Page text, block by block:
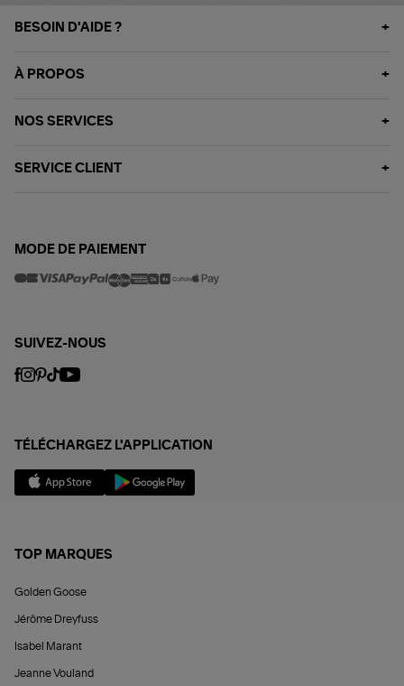
BESOIN D'AIDE ?
À PROPOS
NOS SERVICES
SERVICE CLIENT
MODE DE PAIEMENT
SUIVEZ-NOUS
TÉLÉCHARGEZ L'APPLICATION
TOP MARQUES
Golden Goose
Jérôme Dreyfuss
Isabel Marant
Jeanne Vouland